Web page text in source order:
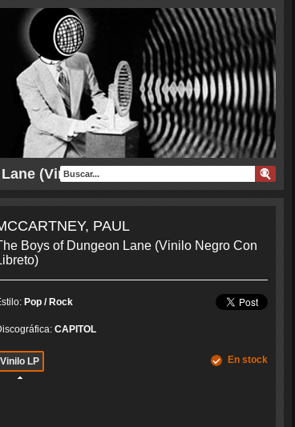
(Vinilo Ne...
PAUL
Boys of Dungeon Lane (Vinilo Negro Con
Pop / Rock
CAPITOL
Vinilo LP En stock